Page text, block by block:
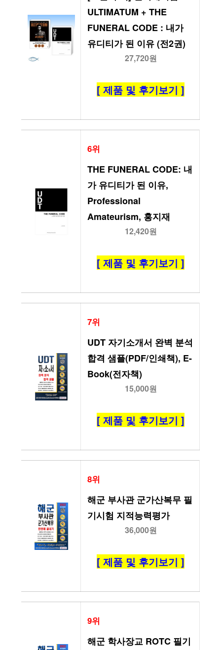
ULTIMATUM + THE
FUNERAL CODE : 내가
유디티가 된 이유 (전2권)
27,720원
[ 제품 및 후기보기 ]
6위
THE FUNERAL CODE: 내
가 유디티가 된 이유,
Professional
Amateurism, 홍지재
12,420원
[ 제품 및 후기보기 ]
7위
UDT 자기소개서 완벽 분석
합격 샘플(PDF/인쇄책), E-
Book(전자책)
15,000원
[ 제품 및 후기보기 ]
8위
해군 부사관 군가산복무 필
기시험 지적능력평가
36,000원
[ 제품 및 후기보기 ]
9위
해군 학사장교 ROTC 필기